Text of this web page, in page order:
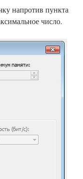
напротив пункта
число.